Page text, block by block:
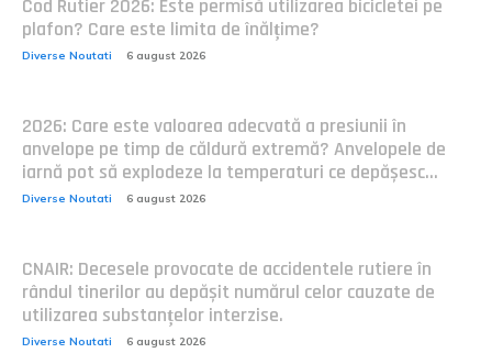
Cod Rutier 2026: Este permisă utilizarea bicicletei pe
plafon? Care este limita de înălțime?
Diverse Noutati 6 august 2026
2026: Care este valoarea adecvată a presiunii în
anvelope pe timp de căldură extremă? Anvelopele de
iarnă pot să explodeze la temperaturi ce depășesc...
Diverse Noutati 6 august 2026
CNAIR: Decesele provocate de accidentele rutiere în
rândul tinerilor au depășit numărul celor cauzate de
utilizarea substanțelor interzise.
Diverse Noutati 6 august 2026